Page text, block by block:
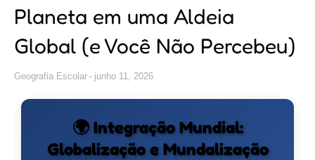
Planeta em uma Aldeia
Global (e Você Não Percebeu)
Geografia Escolar junho 11, 2026
🌍 Integração Mundial:
Globalização e Mundalização